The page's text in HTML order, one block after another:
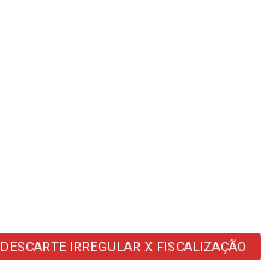
DESCARTE IRREGULAR X FISCALIZAÇÃO